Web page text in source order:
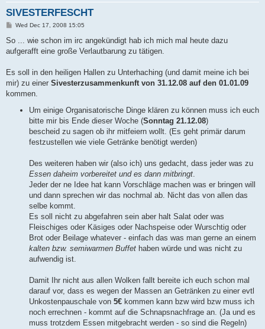
SIVESTERFESCHT
P
s
Wed Dec 17, 2008 15:05
So ... wie schon im irc angekündigt hab ich mich mal heute dazu
aufgerafft eine große Verlautbarung zu tätigen.
Es soll in den heiligen Hallen zu Unterhaching (und damit meine ich bei
mir) zu einer Sivesterzusammenkunft von 31.12.08 auf den 01.01.09
kommen.
Um einige Organisatorische Dinge klären zu können muss ich euch
bitte mir bis Ende dieser Woche (Sonntag 21.12.08)
bescheid zu sagen ob ihr mitfeiern wollt. (Es geht primär darum
festzustellen wie viele Getränke benötigt werden)
Des weiteren haben wir (also ich) uns gedacht, dass jeder was zu
Essen daheim vorbereitet und es dann mitbringt.
Jeder der ne Idee hat kann Vorschläge machen was er bringen will
und dann sprechen wir das nochmal ab. Nicht das von allen das
selbe kommt.
Es soll nicht zu abgefahren sein aber halt Salat oder was
Fleischiges oder Käsiges oder Nachspeise oder Wurschtig oder
Brot oder Beilage whatever - einfach das was man gerne an einem
kalten bzw. semiwarmen Buffet haben würde und was nicht zu
aufwendig ist.
Damit Ihr nicht aus allen Wolken fallt bereite ich euch schon mal
darauf vor, dass es wegen der Massen an Getränken zu einer evtl
Unkostenpauschale von 5€ kommen kann bzw wird bzw muss ich
noch errechnen - kommt auf die Schnapsnachfrage an. (Ja und es
muss trotzdem Essen mitgebracht werden - so sind die Regeln)